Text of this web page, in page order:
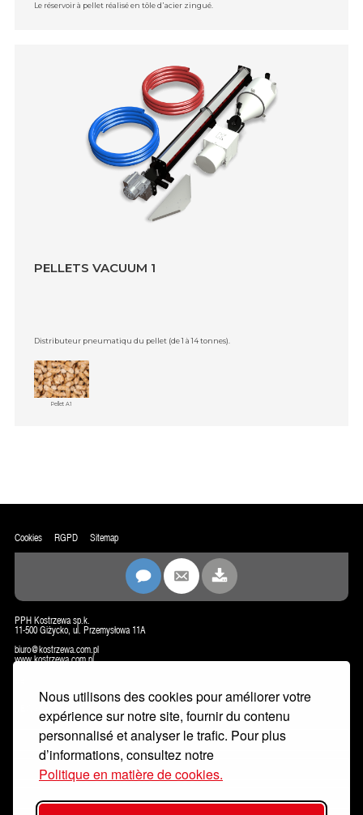
Nous utilisons des cookies pour améliorer votre
expérience sur notre site, fournir du contenu
personnalisé et analyser le trafic. Pour plus
d’informations, consultez notre
Politique en matière de cookies.
Le réservoir à pellet réalisé en tôle d᾿acier zingué.
PELLETS VACUUM 1
Distributeur pneumatiqu du pellet (de 1 à 14 tonnes).
Pellet A1
Cookies RGPD Sitemap
PPH Kostrzewa sp.k.
11-500 Giżycko, ul. Przemysłowa 11A
biuro@kostrzewa.com.pl
www.kostrzewa.com.pl
NEWSLETTER